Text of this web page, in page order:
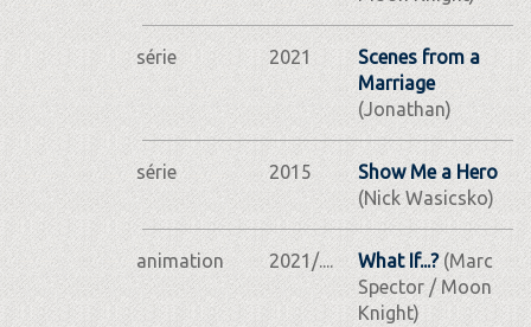
série 2021
Scenes from a
Marriage
(Jonathan)
série 2015
Show Me a Hero
(Nick Wasicsko)
animation 2021/.... What If...?(Marc
Spector / Moon
Knight)